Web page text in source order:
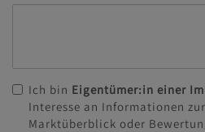
Ich bin Eigentümer:in einer
Interesse an Informationen
Marktüberblick oder